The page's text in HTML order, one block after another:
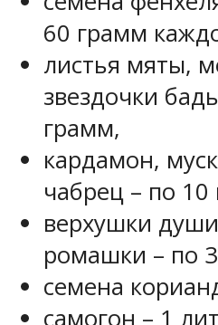
60 грамм
листья мяты,
звездочки
грамм,
кардамон,
чабрец – по
верхушки
ромашки – по
семена
самогон – 1